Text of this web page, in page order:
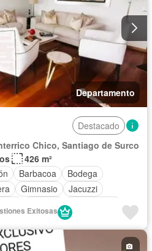
Departamento
Destacado
Chico, Santiago de Surco
426 m²
Barbacoa
Bodega
Gimnasio
Jacuzzi
Sin amoblar
Exitosas